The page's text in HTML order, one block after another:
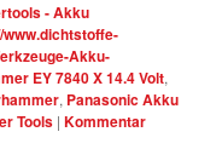
- Akku
Akku-
EY 7840 X 14.4 Volt,
, Panasonic Akku
Tools |Kommentar